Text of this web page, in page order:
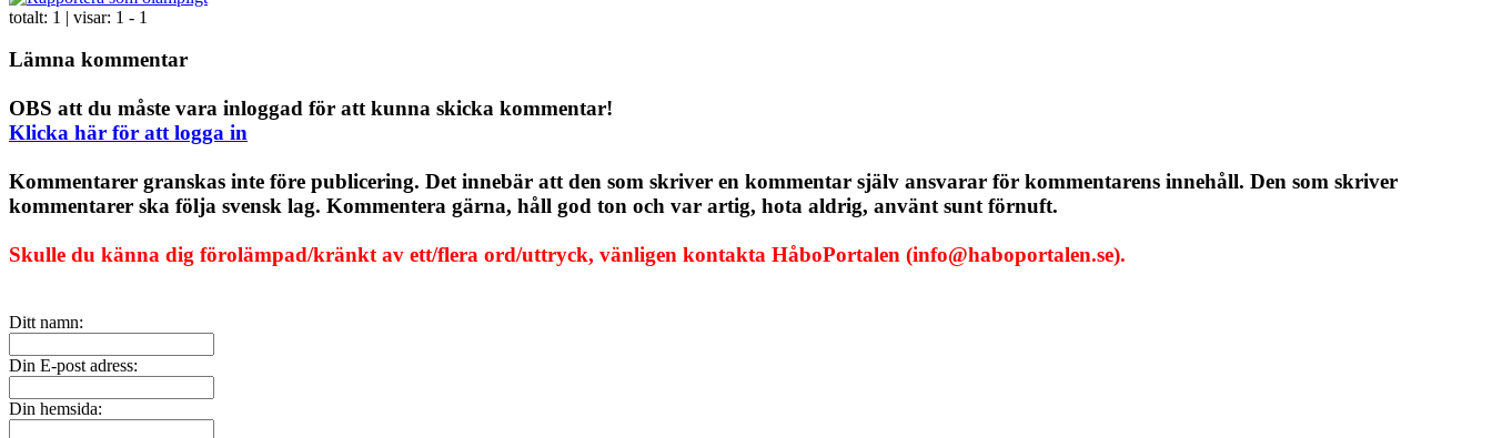
totalt: 1 | visar: 1 - 1
Lämna kommentar
OBS att du måste vara inloggad för att kunna skicka kommentar!
Klicka här för att logga in
Kommentarer granskas inte före publicering. Det innebär att den som skriver en kommentar själv ansvarar för kommentarens innehåll. Den som skriver
kommentarer ska följa svensk lag. Kommentera gärna, håll god ton och var artig, hota aldrig, använt sunt förnuft.
Skulle du känna dig förolämpad/kränkt av ett/flera ord/uttryck, vänligen kontakta HåboPortalen (info@haboportalen.se).
Ditt namn:
Din E-post adress:
Din hemsida: